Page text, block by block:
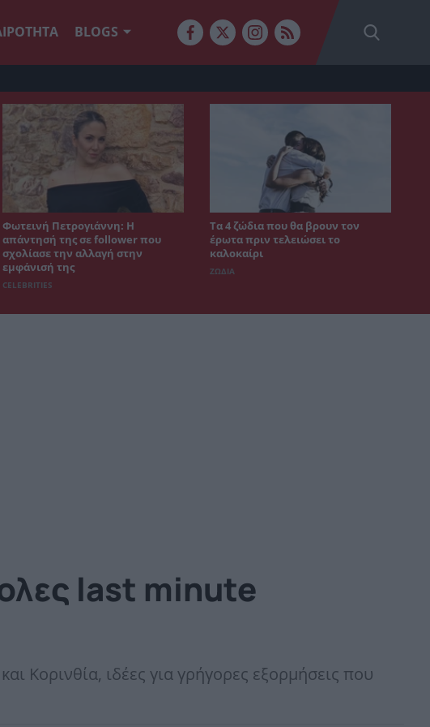
BLOGS
Φωτεινή Πετρογιάννη: Η
απάντησή της σε follower που
σχολίασε την αλλαγή στην
εμφάνισή της
CELEBRITIES
Τα 4 ζώδια που θα βρουν τον
έρωτα πριν τελειώσει το
καλοκαίρι
ΖΩΔΙΑ
last minute
Κορινθία, ιδέες για γρήγορες εξορμήσεις που